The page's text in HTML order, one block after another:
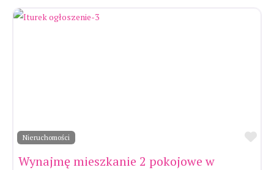
Nieruchomości
Wynajmę mieszkanie 2 pokojowe w